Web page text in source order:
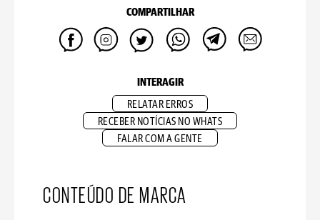
COMPARTILHAR
INTERAGIR
RELATAR ERROS
RECEBER NOTÍCIAS NO WHATS
FALAR COM A GENTE
CONTEÚDO DE MARCA